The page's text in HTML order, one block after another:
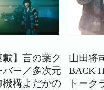
載】言の葉ク
バー／多次元
機構よだかの
山田将
BACK
トーク